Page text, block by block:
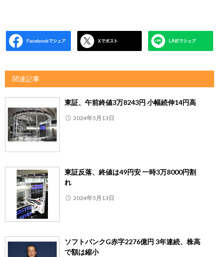
関連記事
東証、午前終値3万8243円 小幅続伸14円高
2024年5月13日
東証反落、終値は49円安 一時3万8000円割
れ
2024年5月13日
ソフトバンクG赤字2276億円 3年連続、株高
で額は縮小